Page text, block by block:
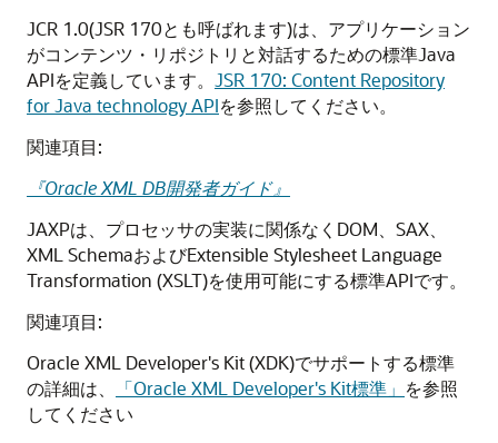
JCR 1.0(JSR 170とも呼ばれます)は、アプリケーション
がコンテンツ・リポジトリと対話するための標準Java
APIを定義しています。 JSR 170: Content Repository
for Java technology APIを参照してください。
関連項目:
『Oracle XML DB開発者ガイド』
JAXPは、プロセッサの実装に関係なくDOM、SAX、
XML SchemaおよびExtensible Stylesheet Language
Transformation (XSLT)を使用可能にする標準APIです。
関連項目:
Oracle XML Developer's Kit (XDK)でサポートする標準
の詳細は、
「Oracle XML Developer's Kit標準」 を参照
してください